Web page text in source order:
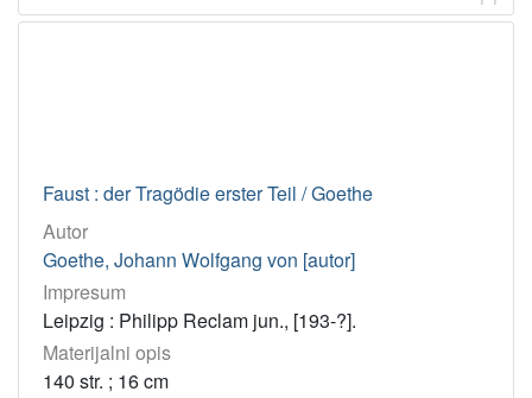
Faust : der Tragödie erster Teil / Goethe
Autor
Goethe, Johann Wolfgang von [autor]
Impresum
Leipzig : Philipp Reclam jun., [193-?].
Materijalni opis
140 str. ; 16 cm